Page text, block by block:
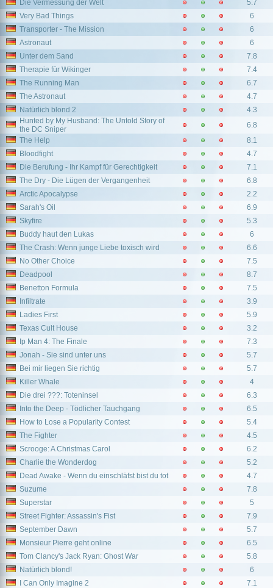
Die Vermessung der Welt
5.7
Very Bad Things
6
Transporter - The Mission
6
Astronaut
6
Unter dem Sand
7.8
Therapie für Wikinger
7.4
The Running Man
6.7
The Astronaut
4.7
Natürlich blond 2
4.3
Hunted by My Husband: The Untold Story of
the DC Sniper
6.8
The Help
8.1
Bloodfight
4.7
Die Berufung - Ihr Kampf für Gerechtigkeit
7.1
The Dry - Die Lügen der Vergangenheit
6.8
Arctic Apocalypse
2.2
Sarah's Oil
6.9
Skyfire
5.3
Buddy haut den Lukas
6
The Crash: Wenn junge Liebe toxisch wird
6.6
No Other Choice
7.5
Deadpool
8.7
Benetton Formula
7.5
Infiltrate
3.9
Ladies First
5.9
Texas Cult House
3.2
Ip Man 4: The Finale
7.3
Jonah - Sie sind unter uns
5.7
Bei mir liegen Sie richtig
5.7
Killer Whale
4
Die drei ???: Toteninsel
6.3
Into the Deep - Tödlicher Tauchgang
6.5
How to Lose a Popularity Contest
5.4
The Fighter
4.5
Scrooge: A Christmas Carol
6.2
Charlie the Wonderdog
5.2
Dead Awake - Wenn du einschläfst bist du tot
4.7
Suzume
7.8
Superstar
5
Street Fighter: Assassin's Fist
7.9
September Dawn
5.7
Monsieur Pierre geht online
6.5
Tom Clancy's Jack Ryan: Ghost War
5.8
Natürlich blond!
6
I Can Only Imagine 2
7.1